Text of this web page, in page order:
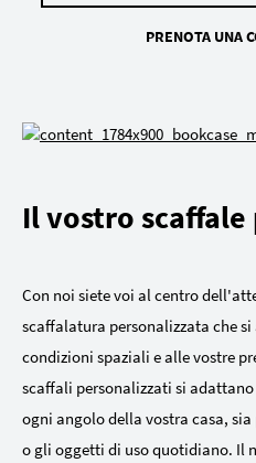
PRENOTA UNA
Il vostro
Con noi siete voi al centro
scaffalatura personalizzata che
condizioni spaziali e alle vostre
scaffali personalizzati si
ogni angolo della vostra casa,
o gli oggetti di uso quotidiano. Il